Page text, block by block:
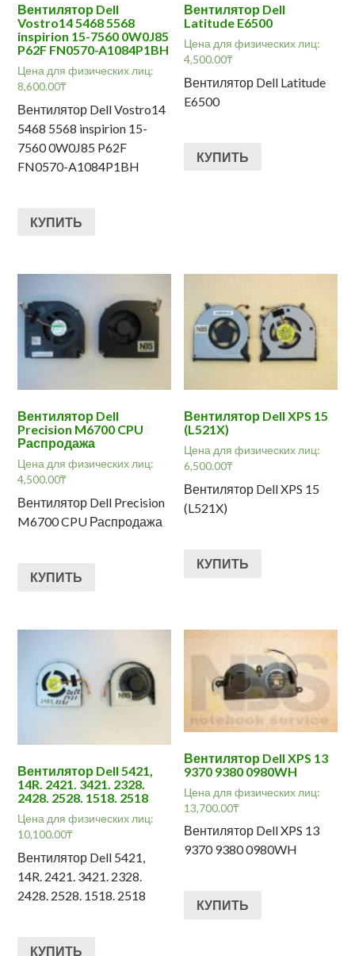
Вентилятор Dell
Vostro14 5468 5568
inspirion 15-7560 0W0J85
P62F FN0570-A1084P1BH
Цена для физических лиц:
8,600.00₸
Вентилятор Dell Vostro14
5468 5568 inspirion 15-
7560 0W0J85 P62F
FN0570-A1084P1BH
КУПИТЬ
Вентилятор Dell
Latitude E6500
Цена для физических лиц:
4,500.00₸
Вентилятор Dell Latitude
E6500
КУПИТЬ
Вентилятор Dell
Precision M6700 CPU
Распродажа
Цена для физических лиц:
4,500.00₸
Вентилятор Dell Precision
M6700 CPU Распродажа
КУПИТЬ
Вентилятор Dell XPS 15
(L521X)
Цена для физических лиц:
6,500.00₸
Вентилятор Dell XPS 15
(L521X)
КУПИТЬ
Вентилятор Dell 5421,
14R. 2421. 3421. 2328.
2428. 2528. 1518. 2518
Цена для физических лиц:
10,100.00₸
Вентилятор Dell 5421,
14R. 2421. 3421. 2328.
2428. 2528. 1518. 2518
КУПИТЬ
Вентилятор Dell XPS 13
9370 9380 0980WH
Цена для физических лиц:
13,700.00₸
Вентилятор Dell XPS 13
9370 9380 0980WH
КУПИТЬ